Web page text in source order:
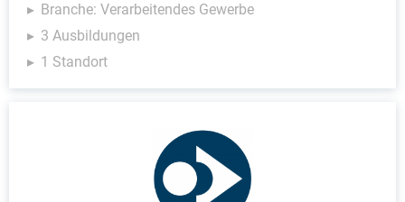
Branche: Verarbeitendes Gewerbe
3 Ausbildungen
1 Standort